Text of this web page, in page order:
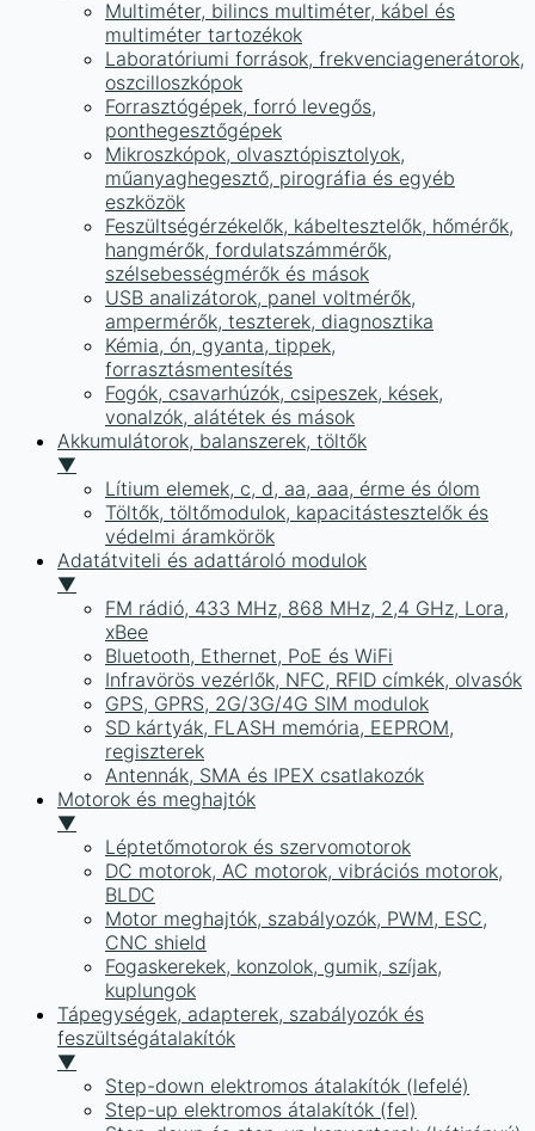
Multiméter, bilincs multiméter, kábel és
multiméter tartozékok
Laboratóriumi források, frekvenciagenerátorok,
oszcilloszkópok
Forrasztógépek, forró levegős,
ponthegesztőgépek
Mikroszkópok, olvasztópisztolyok,
műanyaghegesztő, pirográfia és egyéb
eszközök
Feszültségérzékelők, kábeltesztelők, hőmérők,
hangmérők, fordulatszámmérők,
szélsebességmérők és mások
USB analizátorok, panel voltmérők,
ampermérők, teszterek, diagnosztika
Kémia, ón, gyanta, tippek,
forrasztásmentesítés
Fogók, csavarhúzók, csipeszek, kések,
vonalzók, alátétek és mások
Akkumulátorok, balanszerek, töltők
▼
Lítium elemek, c, d, aa, aaa, érme és ólom
Töltők, töltőmodulok, kapacitástesztelők és
védelmi áramkörök
Adatátviteli és adattároló modulok
▼
FM rádió, 433 MHz, 868 MHz, 2,4 GHz, Lora,
xBee
Bluetooth, Ethernet, PoE és WiFi
Infravörös vezérlők, NFC, RFID címkék, olvasók
GPS, GPRS, 2G/3G/4G SIM modulok
SD kártyák, FLASH memória, EEPROM,
regiszterek
Antennák, SMA és IPEX csatlakozók
Motorok és meghajtók
▼
Léptetőmotorok és szervomotorok
DC motorok, AC motorok, vibrációs motorok,
BLDC
Motor meghajtók, szabályozók, PWM, ESC,
CNC shield
Fogaskerekek, konzolok, gumik, szíjak,
kuplungok
Tápegységek, adapterek, szabályozók és
feszültségátalakítók
▼
Step-down elektromos átalakítók (lefelé)
Step-up elektromos átalakítók (fel)